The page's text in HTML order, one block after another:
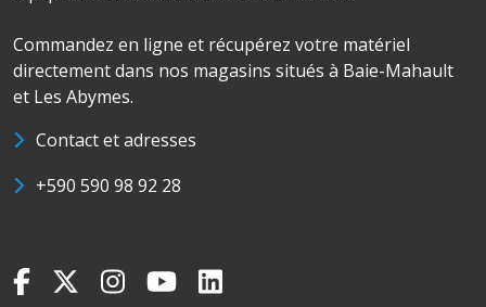
Commandez en ligne et récupérez votre matériel
directement dans nos magasins situés à Baie-Mahault
et Les Abymes.
Contact et adresses
+590 590 98 92 28